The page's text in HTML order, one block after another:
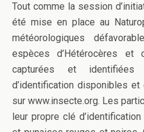
Tout comme la session
été mise en place au
météorologiques
espèces d’Hétérocères
capturées et
d’identification disponibles
sur www.insecte.org. Les
leur propre clé